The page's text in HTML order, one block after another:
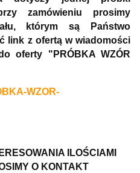
zamówieniu prosimy
którym są Państwo
link z ofertą w wiadomości
oferty "PRÓBKA WZÓR
WZOR-
ILOŚCIAMI
O KONTAKT